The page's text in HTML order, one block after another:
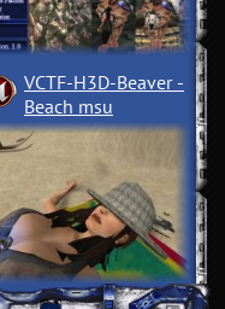
VCTF-H3D-Beaver ­
Beach msu